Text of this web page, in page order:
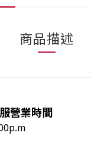
商品描述
營業時間